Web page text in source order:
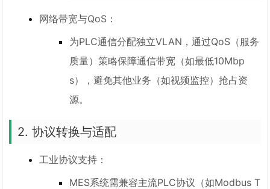
网络带宽与QoS：
为PLC通信分配独立VLAN，通过QoS（服务
质量）策略保障通信带宽（如最低10Mbp
s），避免其他业务（如视频监控）抢占资
源。
2. 协议转换与适配
工业协议支持：
MES系统需兼容主流PLC协议（如Modbus T